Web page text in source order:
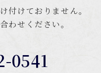
付けておりません。
わせください。
0541